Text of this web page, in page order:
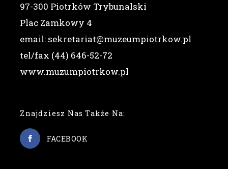
97-300 Piotrków Trybunalski
Plac Zamkowy 4
email: sekretariat@muzeumpiotrkow.pl
tel/fax (44) 646-52-72
www.muzumpiotrkow.pl
Znajdziesz Nas Także Na:
FACEBOOK